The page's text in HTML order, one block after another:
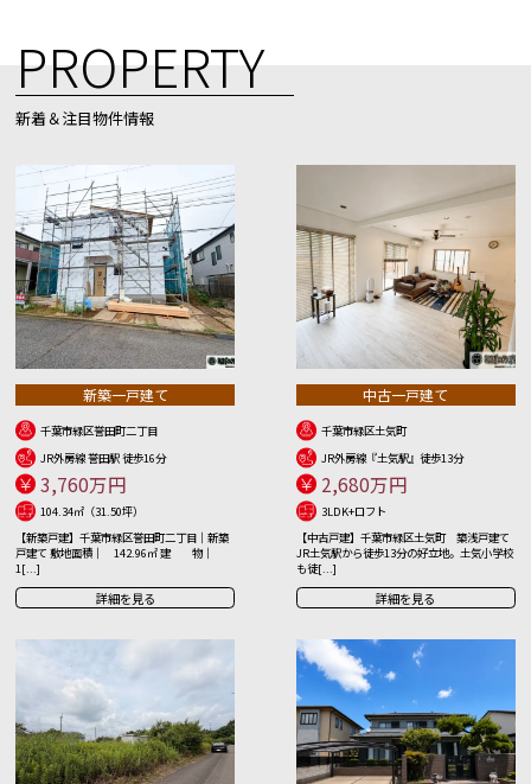
PROPERTY
新着＆注目物件情報
新築一戸建て
千葉市緑区誉田町二丁目
JR外房線 誉田駅 徒歩16分
3,760万円
104.34㎡（31.50坪）
【新築戸建】千葉市緑区誉田町二丁目｜新築
戸建て 敷地面積｜ 142.96㎡ 建 物｜
1[...]
詳細を見る
中古一戸建て
千葉市緑区土気町
JR外房線『土気駅』徒歩13分
2,680万円
3LDK+ロフト
【中古戸建】千葉市緑区土気町 築浅戸建て
JR土気駅から徒歩13分の好立地。土気小学校
も徒[...]
詳細を見る